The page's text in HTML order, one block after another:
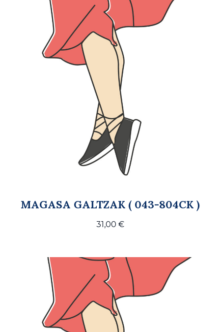
MAGASA GALTZAK ( 043-804CK )
31,00 €